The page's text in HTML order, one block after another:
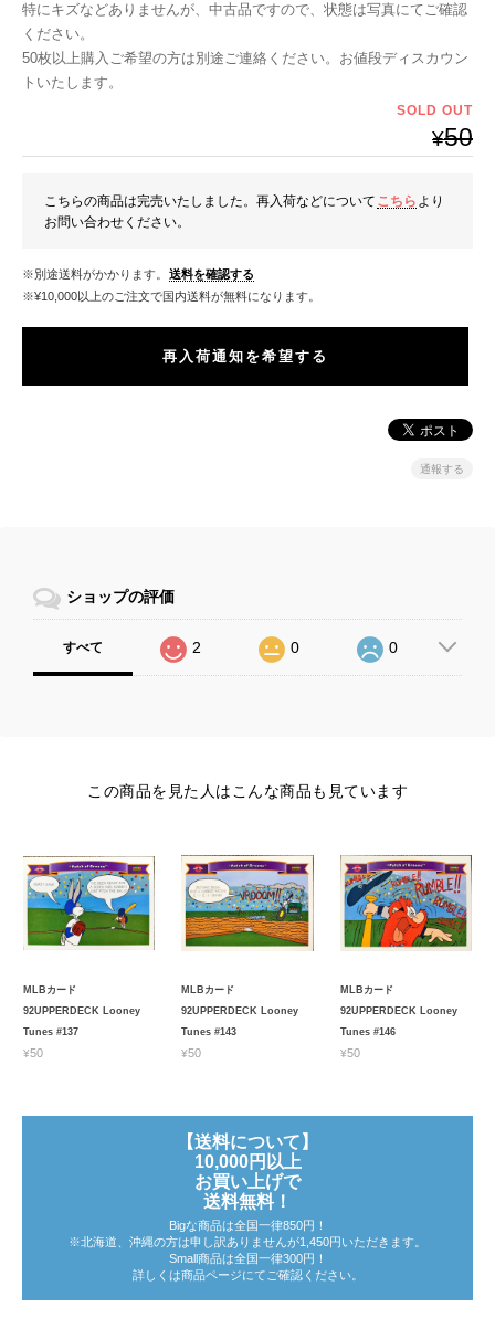
特にキズなどありませんが、中古品ですので、状態は写真にてご確認
ください。
50枚以上購入ご希望の方は別途ご連絡ください。お値段ディスカウン
トいたします。
SOLD OUT
¥50
こちらの商品は完売いたしました。再入荷などについて こちら より
お問い合わせください。
※別途送料がかかります。 送料を確認する
※¥10,000以上のご注文で国内送料が無料になります。
再入荷通知を希望する
通報する
ショップの評価
すべて 2 0 0
この商品を見た人はこんな商品も見ています
MLBカード
92UPPERDECK Looney
Tunes #137
¥50
MLBカード
92UPPERDECK Looney
Tunes #143
¥50
MLBカード
92UPPERDECK Looney
Tunes #146
¥50
【送料について】
10,000円以上
お買い上げで
送料無料！
Bigな商品は全国一律850円！
※北海道、沖縄の方は申し訳ありませんが1,450円いただきます。
Small商品は全国一律300円！
詳しくは商品ページにてご確認ください。